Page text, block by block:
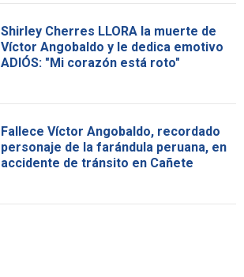
Shirley Cherres LLORA la muerte de
Víctor Angobaldo y le dedica emotivo
ADIÓS: "Mi corazón está roto"
Fallece Víctor Angobaldo, recordado
personaje de la farándula peruana, en
accidente de tránsito en Cañete